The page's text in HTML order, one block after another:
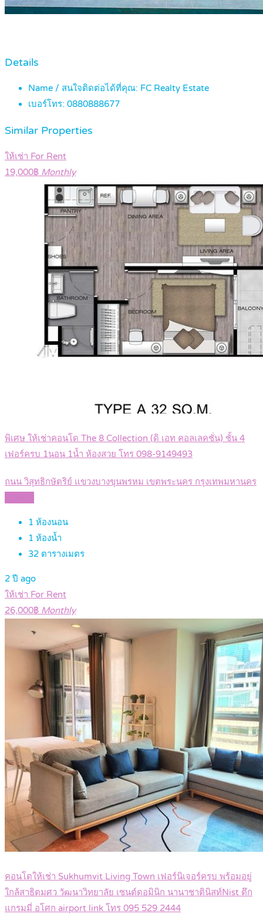
Details
Name / สนใจติดต่อได้ที่คุณ: FC Realty Estate
เบอร์โทร: 0880888677
Similar Properties
ให้เช่า For Rent
19,000฿ Monthly
พิเศษ ให้เช่าคอนโด The 8 Collection (ดิ เอท คอลเลคชั่น) ชั้น 4
เฟอร์ครบ 1นอน 1น้ำ ห้องสวย โทร 098-9149493
ถนน วิสุทธิกษัตริย์ แขวงบางขุนพรหม เขตพระนคร กรุงเทพมหานคร
1 ห้องนอน
1 ห้องน้ำ
32 ตารางเมตร
2 ปี ago
ให้เช่า For Rent
26,000฿ Monthly
คอนโดให้เช่า Sukhumvit Living Town เฟอร์นิเจอร์ครบ พร้อมอยู่
ใกล้สาธิตมศว วัฒนาวิทยาลัย เซนต์ดอมินิก นานาชาตินิสท์Nist ตึก
แกรมมี่ อโศก airport link โทร 095 529 2444